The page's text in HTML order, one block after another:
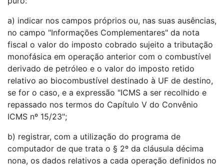
a) indicar nos campos próprios ou, nas suas ausências,
no campo "Informações Complementares" da nota
fiscal o valor do imposto cobrado sujeito a tributação
monofásica em operação anterior com o combustível
derivado de petróleo e o valor do imposto retido
relativo ao biocombustível destinado à UF de destino,
se for o caso, e a expressão "ICMS a ser recolhido e
repassado nos termos do Capítulo V do Convênio
ICMS nº 15/23";
b) registrar, com a utilização do programa de
computador de que trata o § 2º da cláusula décima
nona, os dados relativos a cada operação definidos no